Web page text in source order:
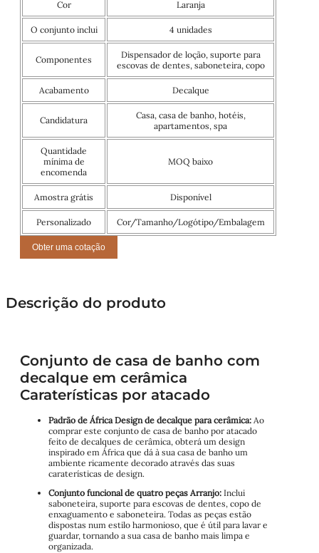
Cor Laranja
O conjunto inclui 4 unidades
Componentes
Dispensador de loção, suporte para
escovas de dentes, saboneteira, copo
Acabamento Decalque
Candidatura
Casa, casa de banho, hotéis,
apartamentos, spa
Quantidade
mínima de
encomenda
MOQ baixo
Amostra grátis Disponível
Personalizado Cor/Tamanho/Logótipo/Embalagem
Obter uma cotação
Descrição do produto
Conjunto de casa de banho com
decalque em cerâmica
Caraterísticas por atacado
Padrão de África Design de decalque para cerâmica: Ao
comprar este conjunto de casa de banho por atacado
feito de decalques de cerâmica, obterá um design
inspirado em África que dá à sua casa de banho um
ambiente ricamente decorado através das suas
caraterísticas de design.
Conjunto funcional de quatro peças Arranjo: Inclui
saboneteira, suporte para escovas de dentes, copo de
enxaguamento e saboneteira. Todas as peças estão
dispostas num estilo harmonioso, que é útil para lavar e
guardar, tornando a sua casa de banho mais limpa e
organizada.